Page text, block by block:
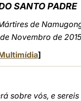
SANTO PADRE
de
Novembro de 2015
]
sobre vós, e